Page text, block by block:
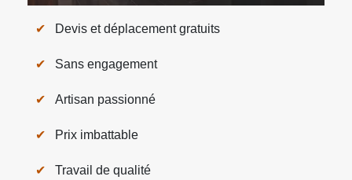
Devis et déplacement gratuits
Sans engagement
Artisan passionné
Prix imbattable
Travail de qualité